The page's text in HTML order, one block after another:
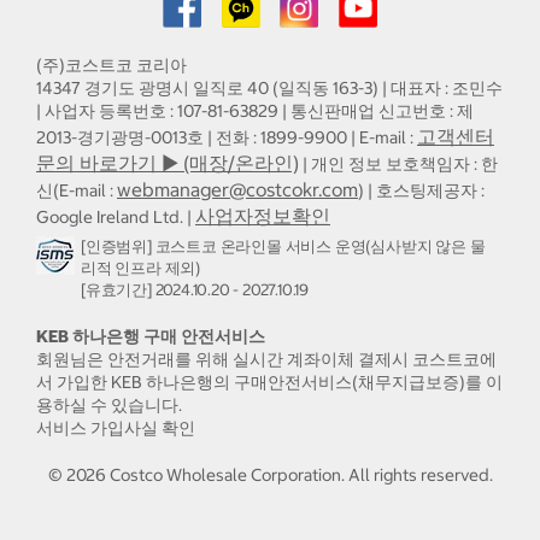
(주)코스트코 코리아
14347 경기도 광명시 일직로 40 (일직동 163-3) | 대표자 : 조민수
| 사업자 등록번호 : 107-81-63829 | 통신판매업 신고번호 : 제
2013-경기광명-0013호 | 전화 : 1899-9900 | E-mail : 고객센터
문의 바로가기 ▶ (매장/온라인) | 개인 정보 보호책임자 : 한
신(E-mail :webmanager@costcokr.com) | 호스팅제공자 :
Google Ireland Ltd. | 사업자정보확인
[인증범위] 코스트코 온라인몰 서비스 운영(심사받지 않은 물
리적 인프라 제외)
[유효기간] 2024.10.20 - 2027.10.19
KEB 하나은행 구매 안전서비스
회원님은 안전거래를 위해 실시간 계좌이체 결제시 코스트코에
서 가입한 KEB 하나은행의 구매안전서비스(채무지급보증)를 이
용하실 수 있습니다.
서비스 가입사실 확인
© 2026 Costco Wholesale Corporation.All rights reserved.